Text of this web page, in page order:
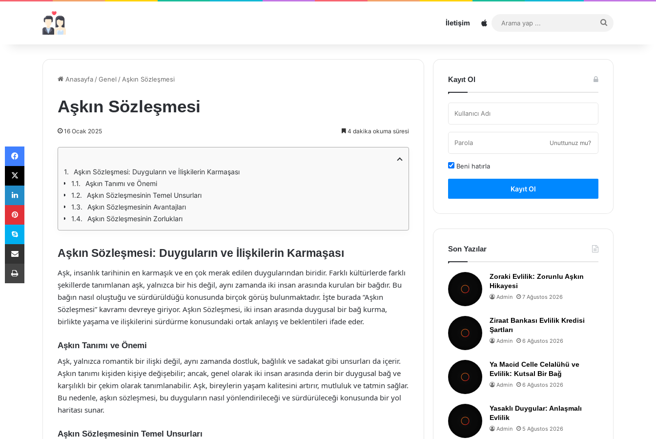
İletişim Sitemap
...
Anasayfa /Genel / Aşkın Sözleşmesi
Aşkın Sözleşmesi
16 Ocak 2025 4 dakika okuma süresi
Aşkın Sözleşmesi: Duyguların ve İlişkilerin Karmaşası
Aşkın Tanımı ve Önemi
Aşkın Sözleşmesinin Temel Unsurları
Aşkın Sözleşmesinin Avantajları
Aşkın Sözleşmesinin Zorlukları
Aşkın Sözleşmesi: Duyguların ve İlişkilerin Karmaşası
Aşk, insanlık tarihinin en karmaşık ve en çok merak edilen duygularından biridir. Farklı kültürlerde farklı
şekillerde tanımlanan aşk, yalnızca bir his değil, aynı zamanda iki insan arasında kurulan bir bağdır. Bu
bağın nasıl oluştuğu ve sürdürüldüğü konusunda birçok görüş bulunmaktadır. İşte burada “Aşkın
Sözleşmesi” kavramı devreye giriyor. Aşkın Sözleşmesi, iki insan arasında duygusal bir bağ kurma,
birlikte yaşama ve ilişkilerini sürdürme konusundaki ortak anlayış ve beklentileri ifade eder.
Aşkın Tanımı ve Önemi
Aşk, yalnızca romantik bir ilişki değil, aynı zamanda dostluk, bağlılık ve sadakat gibi unsurları da içerir.
Aşkın tanımı kişiden kişiye değişebilir; ancak, genel olarak iki insan arasında derin bir duygusal bağ ve
karşılıklı bir çekim olarak tanımlanabilir. Aşk, bireylerin yaşam kalitesini artırır, mutluluk ve tatmin sağlar.
Bu nedenle, aşkın sözleşmesi, bu duyguların nasıl yönlendirileceği ve sürdürüleceği konusunda bir yol
haritası sunar.
Aşkın Sözleşmesinin Temel Unsurları
Kayıt Ol
Unuttunuz mu?
Beni hatırla
Kayıt Ol
Son Yazılar
Zoraki Evlilik: Zorunlu Aşkın
Hikayesi
Admin 7 Ağustos 2026
Ziraat Bankası Evlilik Kredisi
Şartları
Admin 6 Ağustos 2026
Ya Macid Celle Celalühü ve
Evlilik: Kutsal Bir Bağ
Admin 6 Ağustos 2026
Yasaklı Duygular: Anlaşmalı
Evlilik
Admin 5 Ağustos 2026
Facebook
X
LinkedIn
Pinterest
Skype
E-Posta ile paylaş